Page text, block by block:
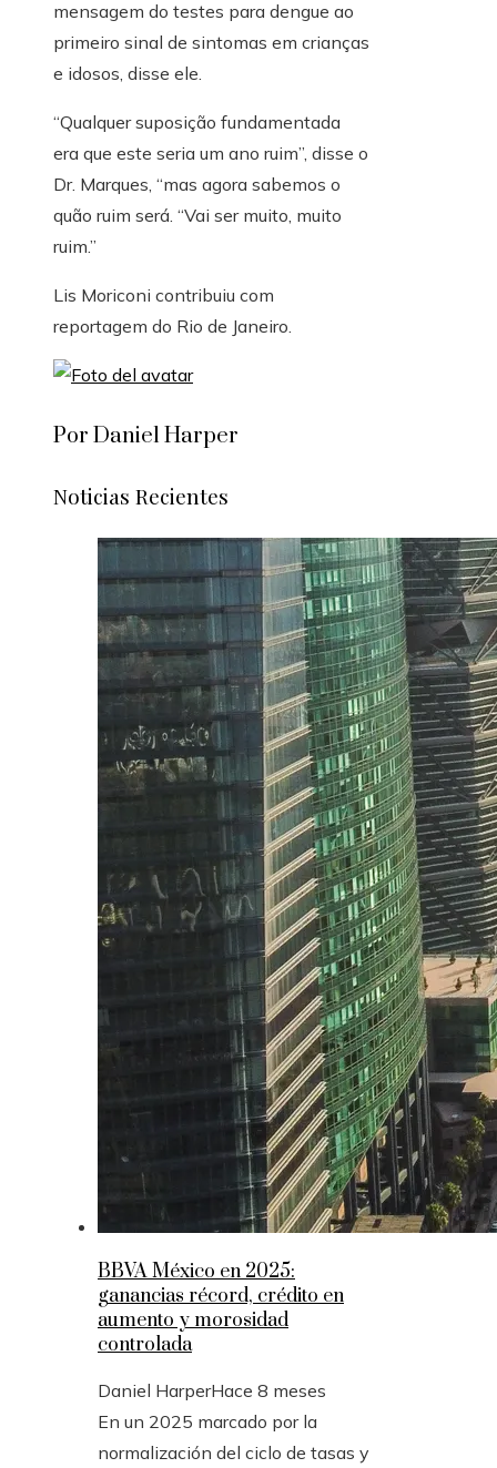
mensagem do testes para dengue ao
primeiro sinal de sintomas em crianças
e idosos, disse ele.
“Qualquer suposição fundamentada
era que este seria um ano ruim”, disse o
Dr. Marques, “mas agora sabemos o
quão ruim será. “Vai ser muito, muito
ruim.”
Lis Moriconi contribuiu com
reportagem do Rio de Janeiro.
Por Daniel Harper
Noticias Recientes
BBVA México en 2025:
ganancias récord, crédito en
aumento y morosidad
controlada
Daniel HarperHace 8 meses
En un 2025 marcado por la
normalización del ciclo de tasas y